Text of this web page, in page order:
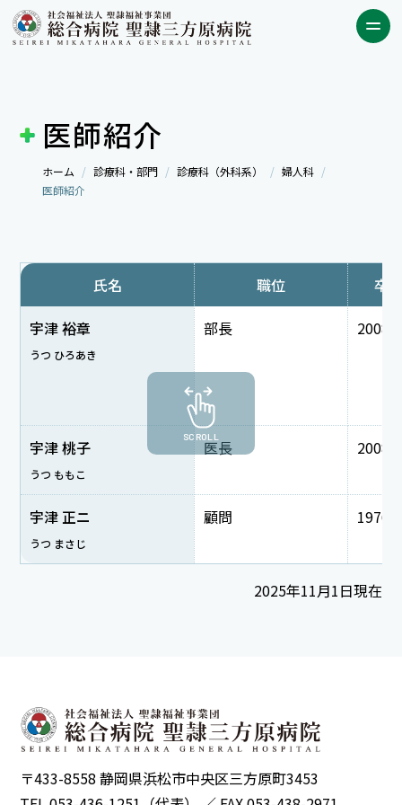
医師紹介
ホーム 診療科・部門 診療科（外科系）
婦人科
医師紹介
氏名 職位
卒
宇津 裕章
うつ ひろあき
部長 2008
宇津 桃子
うつ ももこ
医長 2008
宇津 正ニ
うつ まさじ
顧問 1976
SCROLL
2025年11月1日現在
〒433-8558 静岡県浜松市中央区三方原町3453